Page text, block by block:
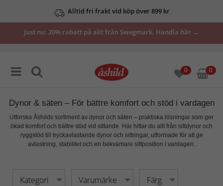
Se våra erbjudanden här
Just nu: 20% rabatt på allt från Swegmark. Handla här →
0 0
Dynor & säten – För bättre komfort och stöd i vardagen
Utforska Åshilds sortiment av dynor och säten – praktiska lösningar som ger
ökad komfort och bättre stöd vid sittande. Här hittar du allt från sittdynor och
ryggstöd till tryckavlastande dynor och sittringar, utformade för att ge
avlastning, stabilitet och en bekvämare sittposition i vardagen.
Kategori Varumärke Färg